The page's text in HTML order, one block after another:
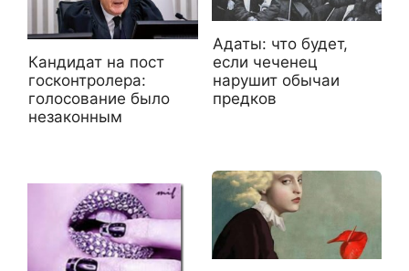
Кандидат на пост
госконтролера:
голосование было
незаконным
Адаты: что будет,
если чеченец
нарушит обычаи
предков